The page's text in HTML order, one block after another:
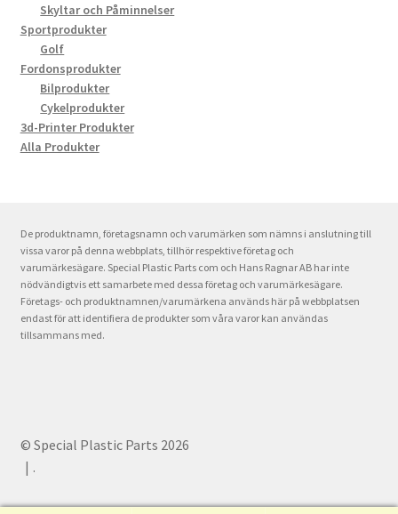
Skyltar och Påminnelser
Sportprodukter
Golf
Fordonsprodukter
Bilprodukter
Cykelprodukter
3d-Printer Produkter
Alla Produkter
De produktnamn, företagsnamn och varumärken som nämns i anslutning till
vissa varor på denna webbplats, tillhör respektive företag och
varumärkesägare. Special Plastic Parts com och Hans Ragnar AB har inte
nödvändigtvis ett samarbete med dessa företag och varumärkesägare.
Företags- och produktnamnen/varumärkena används här på webbplatsen
endast för att identifiera de produkter som våra varor kan användas
tillsammans med.
© Special Plastic Parts 2026
.